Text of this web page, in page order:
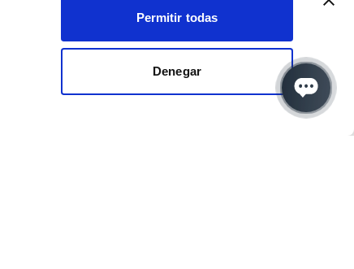
Permitir todas
Denegar